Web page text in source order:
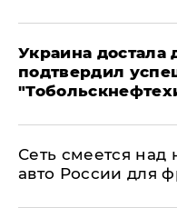
Украина достала
подтвердил
Сеть смеется
авто России для